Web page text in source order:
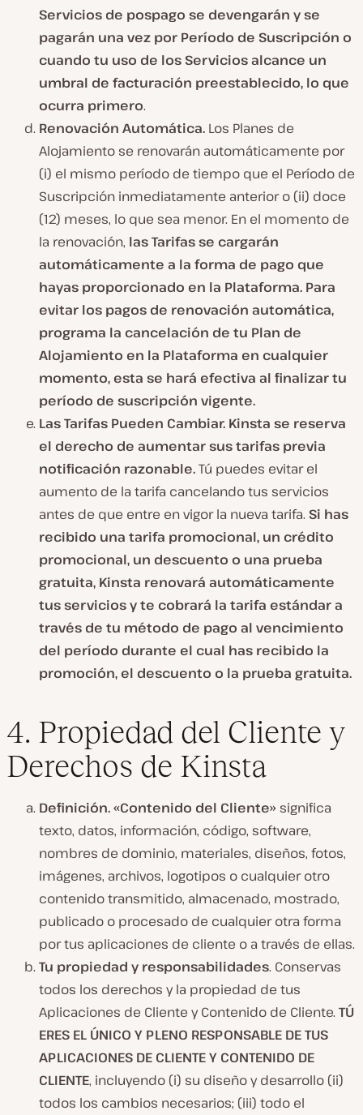
Servicios de pospago se devengarán y se
pagarán una vez por Período de Suscripción o
cuando tu uso de los Servicios alcance un
umbral de facturación preestablecido, lo que
ocurra primero.
Renovación Automática. Los Planes de
Alojamiento se renovarán automáticamente por
(i) el mismo período de tiempo que el Período de
Suscripción inmediatamente anterior o (ii) doce
(12) meses, lo que sea menor. En el momento de
la renovación, las Tarifas se cargarán
automáticamente a la forma de pago que
hayas proporcionado en la Plataforma. Para
evitar los pagos de renovación automática,
programa la cancelación de tu Plan de
Alojamiento en la Plataforma en cualquier
momento, esta se hará efectiva al finalizar tu
período de suscripción vigente.
Las Tarifas Pueden Cambiar. Kinsta se reserva
el derecho de aumentar sus tarifas previa
notificación razonable.Tú puedes evitar el
aumento de la tarifa cancelando tus servicios
antes de que entre en vigor la nueva tarifa. Si has
recibido una tarifa promocional, un crédito
promocional, un descuento o una prueba
gratuita, Kinsta renovará automáticamente
tus servicios y te cobrará la tarifa estándar a
través de tu método de pago al vencimiento
del período durante el cual has recibido la
promoción, el descuento o la prueba gratuita.
4. Propiedad del Cliente y
Derechos de Kinsta
Definición. «Contenido del Cliente» significa
texto, datos, información, código, software,
nombres de dominio, materiales, diseños, fotos,
imágenes, archivos, logotipos o cualquier otro
contenido transmitido, almacenado, mostrado,
publicado o procesado de cualquier otra forma
por tus aplicaciones de cliente o a través de ellas.
Tu propiedad y responsabilidades. Conservas
todos los derechos y la propiedad de tus
Aplicaciones de Cliente y Contenido de Cliente. TÚ
ERES EL ÚNICO Y PLENO RESPONSABLE DE TUS
APLICACIONES DE CLIENTE Y CONTENIDO DE
CLIENTE, incluyendo (i) su diseño y desarrollo (ii)
todos los cambios necesarios; (iii) todo el